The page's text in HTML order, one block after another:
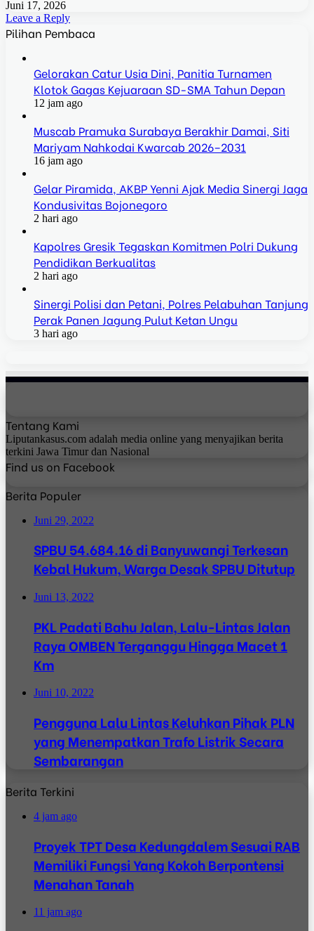
Juni 17, 2026
Leave a Reply
Pilihan Pembaca
Gelorakan Catur Usia Dini, Panitia Turnamen
Klotok Gagas Kejuaraan SD-SMA Tahun Depan
12 jam ago
Muscab Pramuka Surabaya Berakhir Damai, Siti
Mariyam Nahkodai Kwarcab 2026–2031
16 jam ago
Gelar Piramida, AKBP Yenni Ajak Media Sinergi Jaga
Kondusivitas Bojonegoro
2 hari ago
Kapolres Gresik Tegaskan Komitmen Polri Dukung
Pendidikan Berkualitas
2 hari ago
Sinergi Polisi dan Petani, Polres Pelabuhan Tanjung
Perak Panen Jagung Pulut Ketan Ungu
3 hari ago
Tentang Kami
Liputankasus.com adalah media online yang menyajikan berita
terkini Jawa Timur dan Nasional
Find us on Facebook
Berita Populer
Juni 29, 2022
SPBU 54.684.16 di Banyuwangi Terkesan
Kebal Hukum, Warga Desak SPBU Ditutup
Juni 13, 2022
PKL Padati Bahu Jalan, Lalu-Lintas Jalan
Raya OMBEN Terganggu Hingga Macet 1
Km
Juni 10, 2022
Pengguna Lalu Lintas Keluhkan Pihak PLN
yang Menempatkan Trafo Listrik Secara
Sembarangan
Berita Terkini
4 jam ago
Proyek TPT Desa Kedungdalem Sesuai RAB
Memiliki Fungsi Yang Kokoh Berpontensi
Menahan Tanah
11 jam ago